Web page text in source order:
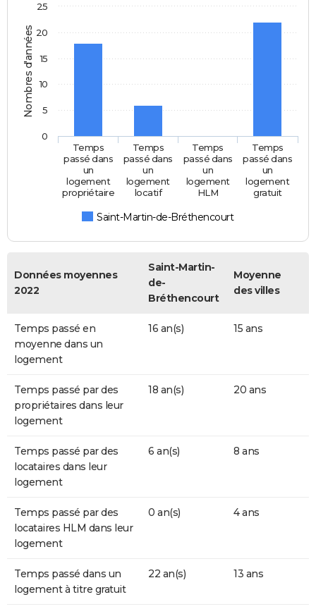
Nombres d'années
Saint-Martin-de-Bréthencourt
Temps
passé dans
un
logement
propriétaire
Temps
passé dans
un
logement
locatif
Temps
passé dans
un
logement
HLM
Temps
passé dans
un
logement
gratuit
0
5
10
15
20
25
Données moyennes
2022
Saint-Martin-
de-
Bréthencourt
Moyenne
des villes
Temps passé en
moyenne dans un
logement
16 an(s) 15 ans
Temps passé par des
propriétaires dans leur
logement
18 an(s) 20 ans
Temps passé par des
locataires dans leur
logement
6 an(s) 8 ans
Temps passé par des
locataires HLM dans leur
logement
0 an(s) 4 ans
Temps passé dans un
logement à titre gratuit
22 an(s) 13 ans